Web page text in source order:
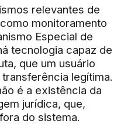
relevantes de
monitoramento
Especial de
tecnologia capaz de
que um usuário
legítima.
é a existência da
jurídica, que,
do sistema.